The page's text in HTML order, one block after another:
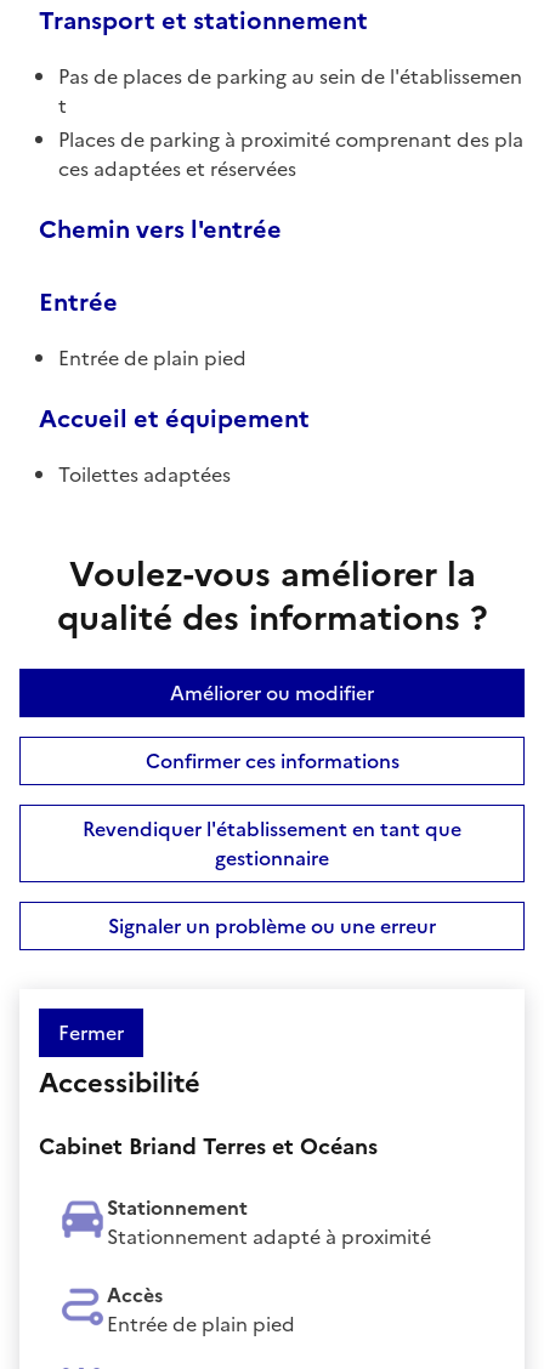
Transport et stationnement
Pas de places de parking au sein de l'établissemen
t
Places de parking à proximité comprenant des pla
ces adaptées et réservées
Chemin vers l'entrée
Entrée
Entrée de plain pied
Accueil et équipement
Toilettes adaptées
Voulez-vous améliorer la
qualité des informations ?
Améliorer ou modifier
Confirmer ces informations
Revendiquer l'établissement en tant que
gestionnaire
Signaler un problème ou une erreur
Fermer
Accessibilité
Cabinet Briand Terres et Océans
Stationnement
Stationnement adapté à proximité
Accès
Entrée de plain pied